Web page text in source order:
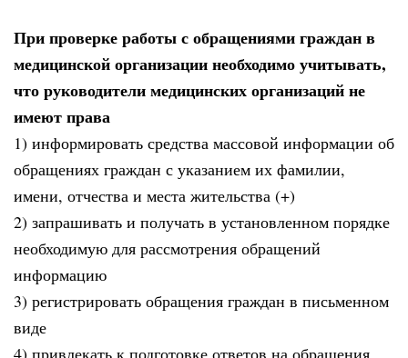
При проверке работы с обращениями граждан в
медицинской организации необходимо учитывать,
что руководители медицинских организаций не
имеют права
1) информировать средства массовой информации об
обращениях граждан с указанием их фамилии,
имени, отчества и места жительства (+)
2) запрашивать и получать в установленном порядке
необходимую для рассмотрения обращений
информацию
3) регистрировать обращения граждан в письменном
виде
4) привлекать к подготовке ответов на обращения